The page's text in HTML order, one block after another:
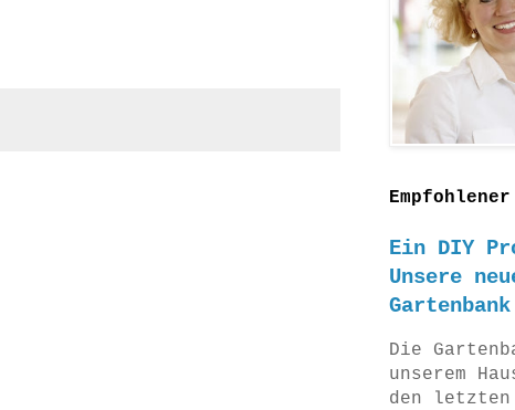
Ein DIY
Unsere
Die
unserem
den letzten